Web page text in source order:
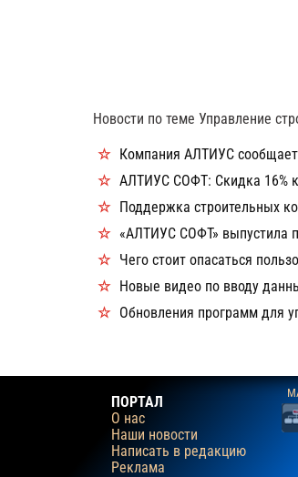
Новости по теме Управление
Компания АЛТИУС сообщает
АЛТИУС СОФТ: Скидка 16%
Поддержка строительных
«АЛТИУС СОФТ» выпустила
Чего стоит опасаться
Новые видео по вводу
Обновления программ для
ПОРТАЛ
О нас
Наши новости
Написать в редакцию
Реклама